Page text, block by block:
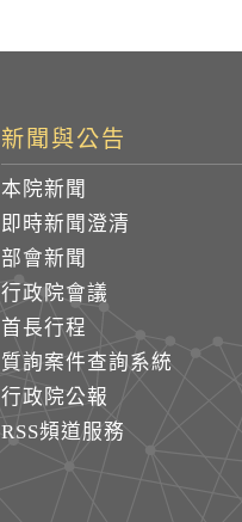
新聞與公告
本院新聞
即時新聞澄清
部會新聞
行政院會議
首長行程
質詢案件查詢系統
行政院公報
RSS頻道服務